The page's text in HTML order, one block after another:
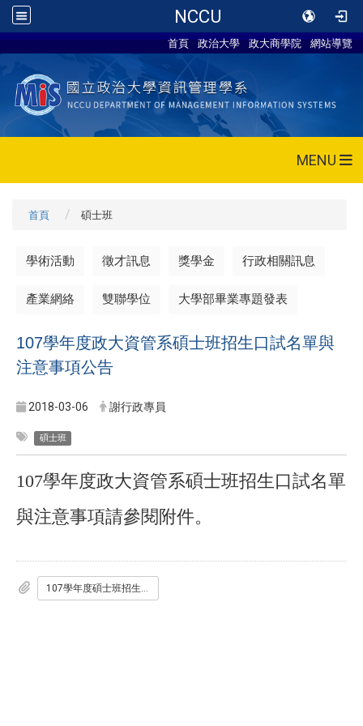
NCCU
首頁 政治大學 政大商學院 網站導覽
MENU
首頁 碩士班
學術活動 徵才訊息 獎學金 行政相關訊息
產業網絡 雙聯學位 大學部畢業專題發表
107學年度政大資管系碩士班招生口試名單與
注意事項公告
2018-03-06 謝行政專員
碩士班
107學年度政大資管系碩士班招生口試名單
與注意事項請參閱附件。